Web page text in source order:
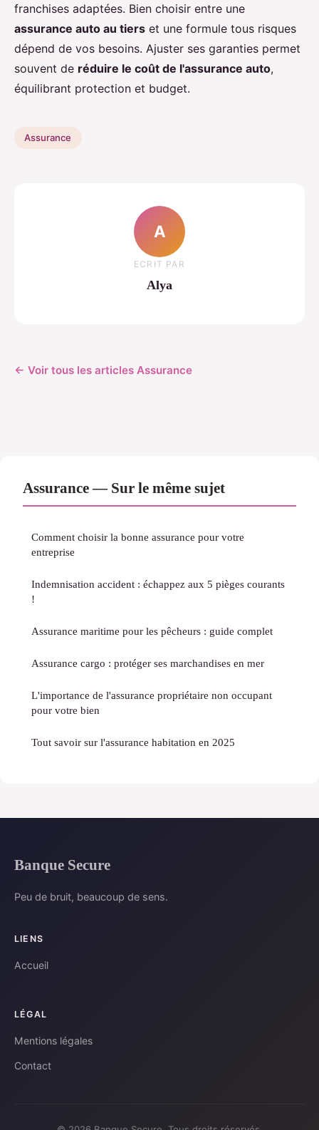
franchises adaptées. Bien choisir entre une
assurance auto au tiers et une formule tous risques
dépend de vos besoins. Ajuster ses garanties permet
souvent de réduire le coût de l'assurance auto,
équilibrant protection et budget.
Assurance
A
ECRIT PAR
Alya
← Voir tous les articles Assurance
Assurance — Sur le même sujet
Comment choisir la bonne assurance pour votre
entreprise
Indemnisation accident : échappez aux 5 pièges courants
!
Assurance maritime pour les pêcheurs : guide complet
Assurance cargo : protéger ses marchandises en mer
L'importance de l'assurance propriétaire non occupant
pour votre bien
Tout savoir sur l'assurance habitation en 2025
Banque Secure
Peu de bruit, beaucoup de sens.
LIENS
Accueil
LÉGAL
Mentions légales
Contact